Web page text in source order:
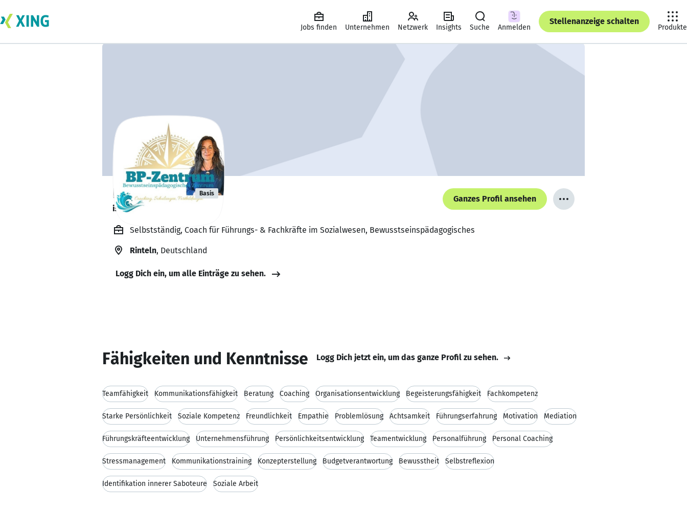
Jobs finden Unternehmen Netzwerk Insights Suche Anmelden
Stellenanzeige schalten
Produkte
Britta Schift Basis
ist offen für Projekte. 🔎
Ganzes Profil ansehen
Selbstständig, Coach für Führungs- & Fachkräfte im Sozialwesen, Bewusstseinspädagogisches
Rinteln, Deutschland
Logg Dich ein, um alle Einträge zu sehen.
Fähigkeiten und Kenntnisse Logg Dich jetzt ein, um das ganze Profil zu sehen.
Teamfähigkeit Kommunikationsfähigkeit Beratung Coaching Organisationsentwicklung Begeisterungsfähigkeit Fachkompetenz
Starke Persönlichkeit Soziale Kompetenz Freundlichkeit Empathie Problemlösung Achtsamkeit Führungserfahrung Motivation Mediation
Führungskräfteentwicklung Unternehmensführung Persönlichkeitsentwicklung Teamentwicklung Personalführung Personal Coaching
Stressmanagement Kommunikationstraining Konzepterstellung Budgetverantwortung Bewusstheit Selbstreflexion
Identifikation innerer Saboteure Soziale Arbeit